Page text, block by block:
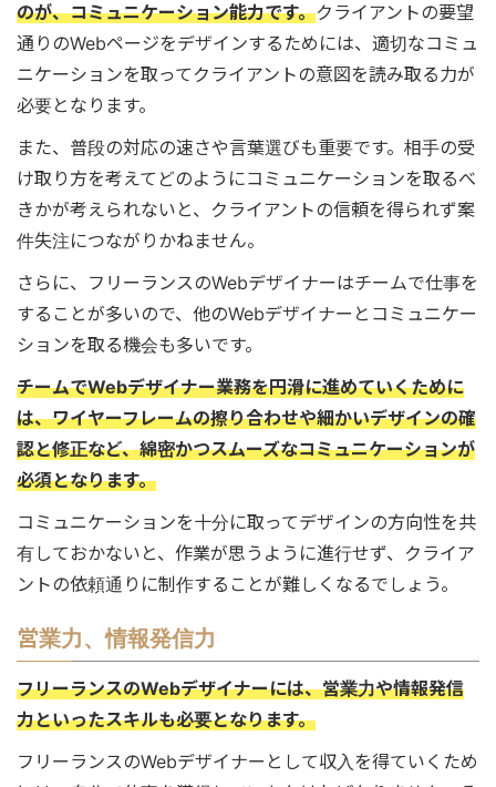
のが、コミュニケーション能力です。クライアントの要望
通りのWebページをデザインするためには、適切なコミュ
ニケーションを取ってクライアントの意図を読み取る力が
必要となります。
また、普段の対応の速さや言葉選びも重要です。相手の受
け取り方を考えてどのようにコミュニケーションを取るべ
きかが考えられないと、クライアントの信頼を得られず案
件失注につながりかねません。
さらに、フリーランスのWebデザイナーはチームで仕事を
することが多いので、他のWebデザイナーとコミュニケー
ションを取る機会も多いです。
チームでWebデザイナー業務を円滑に進めていくために
は、ワイヤーフレームの擦り合わせや細かいデザインの確
認と修正など、綿密かつスムーズなコミュニケーションが
必須となります。
コミュニケーションを十分に取ってデザインの方向性を共
有しておかないと、作業が思うように進行せず、クライア
ントの依頼通りに制作することが難しくなるでしょう。
営業力、情報発信力
フリーランスのWebデザイナーには、営業力や情報発信
力といったスキルも必要となります。
フリーランスのWebデザイナーとして収入を得ていくため